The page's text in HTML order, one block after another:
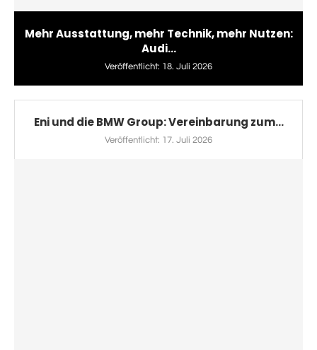
Mehr Ausstattung, mehr Technik, mehr Nutzen:
Audi...
Veröffentlicht: 18. Juli 2026
Eni und die BMW Group: Vereinbarung zum...
Veröffentlicht: 17. Juli 2026